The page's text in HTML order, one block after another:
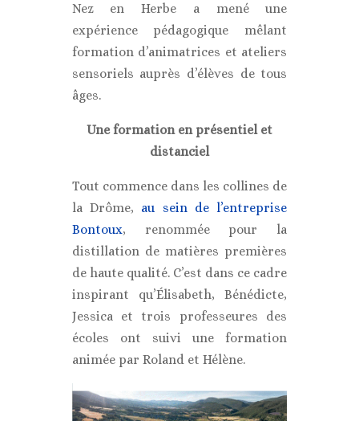
Nez en Herbe a mené une
expérience pédagogique mêlant
formation d’animatrices et ateliers
sensoriels auprès d’élèves de tous
âges.
Une formation en présentiel et
distanciel
Tout commence dans les collines de
la Drôme, au sein de l’entreprise
Bontoux, renommée pour la
distillation de matières premières
de haute qualité. C’est dans ce cadre
inspirant qu’Élisabeth, Bénédicte,
Jessica et trois professeures des
écoles ont suivi une formation
animée par Roland et Hélène.